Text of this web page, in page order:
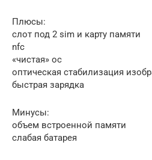
Плюсы:
слот под 2 sim и карту памяти
nfc
«чистая» ос
оптическая стабилизация
быстрая зарядка
Минусы:
объем встроенной памяти
слабая батарея